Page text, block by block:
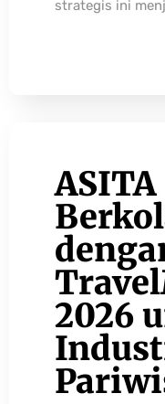
strategis ini
ASITA
2026